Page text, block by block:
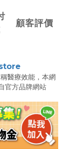
顧客評價
醫療效能， 本網
官方品牌網站